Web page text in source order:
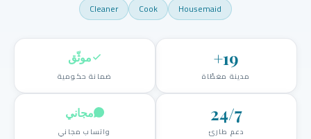
Housemaid
Cook
Cleaner
19
+
مدينة مغطّاة
موثّق
ضمانة حكومية
24/7
دعم طارئ
مجاني
واتساب مجاني